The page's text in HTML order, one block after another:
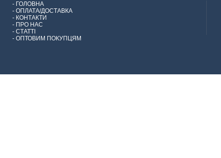
- ГОЛОВНА
- ОПЛАТА/ДОСТАВКА
- КОНТАКТИ
- ПРО НАС
- СТАТТІ
- ОПТОВИМ ПОКУПЦЯМ